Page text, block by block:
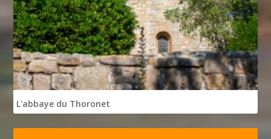
L'abbaye du Thoronet